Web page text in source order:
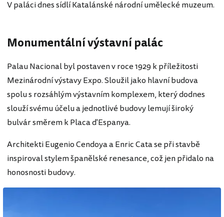
V paláci dnes sídlí Katalánské národní umělecké muzeum.
Monumentální výstavní palác
Palau Nacional byl postaven v roce 1929 k příležitosti
Mezinárodní výstavy Expo. Sloužil jako hlavní budova
spolu s rozsáhlým výstavním komplexem, který dodnes
slouží svému účelu a jednotlivé budovy lemují široký
bulvár směrem k Placa d'Espanya.
Architekti Eugenio Cendoya a Enric Cata se při stavbě
inspiroval stylem španělské renesance, což jen přidalo na
honosnosti budovy.